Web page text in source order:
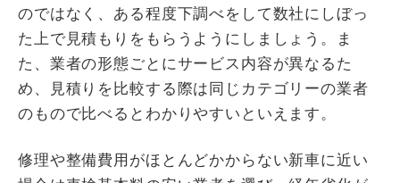
のではなく、ある程度下調べをして数社にしぼっ
た上で見積もりをもらうようにしましょう。ま
た、業者の形態ごとにサービス内容が異なるた
め、見積りを比較する際は同じカテゴリーの業者
のもので比べるとわかりやすいといえます。
修理や整備費用がほとんどかからない新車に近い